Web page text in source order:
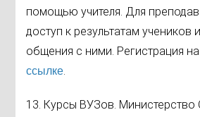
помощью учителя. Для
доступ к результатам учеников
общения с ними. Регистрация
ссылке.
13. Курсы ВУЗов. Министерство